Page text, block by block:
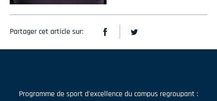
Partager cet article sur:
Programme de sport d'excellence du campus regroupant :